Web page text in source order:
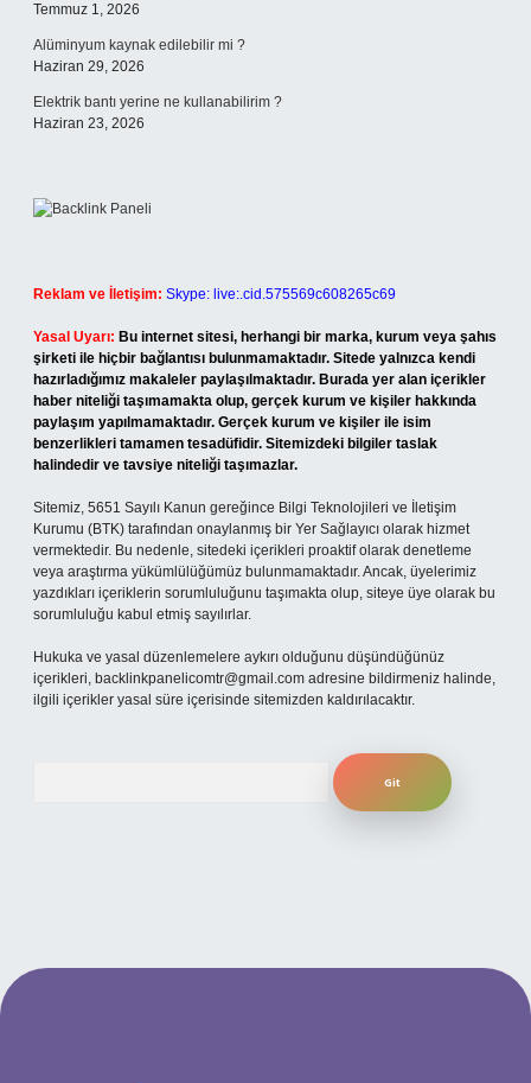
Temmuz 1, 2026
Alüminyum kaynak edilebilir mi ?
Haziran 29, 2026
Elektrik bantı yerine ne kullanabilirim ?
Haziran 23, 2026
Reklam ve İletişim: Skype: live:.cid.575569c608265c69
Yasal Uyarı: Bu internet sitesi, herhangi bir marka, kurum veya şahıs
şirketi ile hiçbir bağlantısı bulunmamaktadır. Sitede yalnızca kendi
hazırladığımız makaleler paylaşılmaktadır. Burada yer alan içerikler
haber niteliği taşımamakta olup, gerçek kurum ve kişiler hakkında
paylaşım yapılmamaktadır. Gerçek kurum ve kişiler ile isim
benzerlikleri tamamen tesadüfidir. Sitemizdeki bilgiler taslak
halindedir ve tavsiye niteliği taşımazlar.
Sitemiz, 5651 Sayılı Kanun gereğince Bilgi Teknolojileri ve İletişim
Kurumu (BTK) tarafından onaylanmış bir Yer Sağlayıcı olarak hizmet
vermektedir. Bu nedenle, sitedeki içerikleri proaktif olarak denetleme
veya araştırma yükümlülüğümüz bulunmamaktadır. Ancak, üyelerimiz
yazdıkları içeriklerin sorumluluğunu taşımakta olup, siteye üye olarak bu
sorumluluğu kabul etmiş sayılırlar.
Hukuka ve yasal düzenlemelere aykırı olduğunu düşündüğünüz
içerikleri, backlinkpanelicomtr@gmail.com adresine bildirmeniz halinde,
ilgili içerikler yasal süre içerisinde sitemizden kaldırılacaktır.